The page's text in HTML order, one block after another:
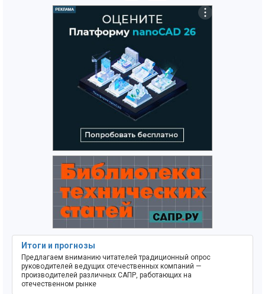
Итоги и прогнозы
Предлагаем вниманию читателей традиционный опрос
руководителей ведущих отечественных компаний —
производителей различных САПР, работающих на
отечественном рынке